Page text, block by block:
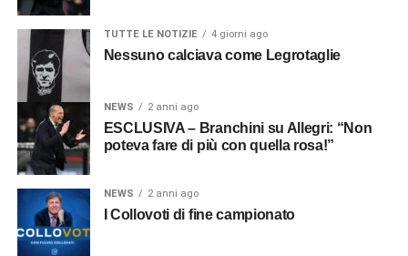
TUTTE LE NOTIZIE 4 giorni ago
Nessuno calciava come Legrotaglie
NEWS 2 anni ago
ESCLUSIVA – Branchini su Allegri: “Non
poteva fare di più con quella rosa!”
NEWS 2 anni ago
I Collovoti di fine campionato